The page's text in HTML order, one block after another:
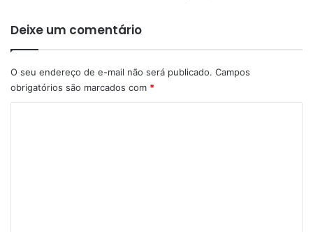
Deixe um comentário
O seu endereço de e-mail não será publicado. Campos
obrigatórios são marcados com *